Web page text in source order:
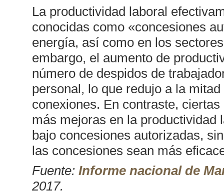
La productividad laboral
conocidas como «concesiones
energía, así como en los
embargo, el aumento de
número de despidos de
personal, lo que redujo a la
conexiones. En contraste,
más mejoras en la productividad
bajo concesiones autorizadas,
las concesiones sean más
Fuente: Informe nacional de
2017.